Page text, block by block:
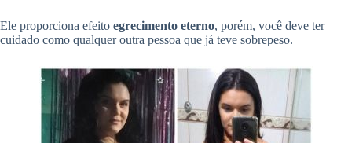
Ele proporciona efeito egrecimento eterno, porém, você deve ter
cuidado como qualquer outra pessoa que já teve sobrepeso.